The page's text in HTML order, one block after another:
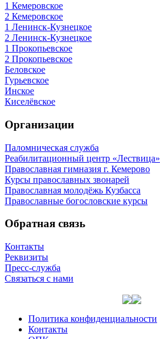
1 Кемеровское
2 Кемеровское
1 Ленинск-Кузнецкое
2 Ленинск-Кузнецкое
1 Прокопьевское
2 Прокопьевское
Беловское
Гурьевское
Инское
Киселёвское
Организации
Паломническая служба
Реабилитационный центр «Лествица»
Православная гимназия г. Кемерово
Курсы православных звонарей
Православная молодёжь Кузбасса
Православные богословские курсы
Обратная связь
Контакты
Реквизиты
Пресс-служба
Связаться с нами
Политика конфиденциальности
Контакты